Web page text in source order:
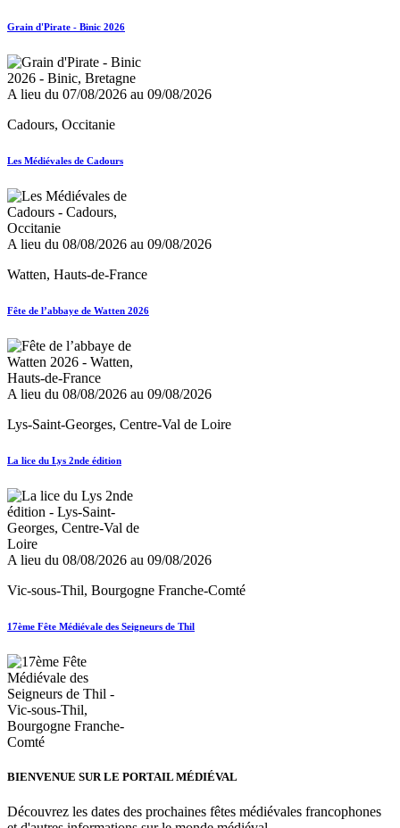
Grain d'Pirate - Binic 2026
A lieu du 07/08/2026 au 09/08/2026
Cadours, Occitanie
Les Médiévales de Cadours
A lieu du 08/08/2026 au 09/08/2026
Watten, Hauts-de-France
Fête de l’abbaye de Watten 2026
A lieu du 08/08/2026 au 09/08/2026
Lys-Saint-Georges, Centre-Val de Loire
La lice du Lys 2nde édition
A lieu du 08/08/2026 au 09/08/2026
Vic-sous-Thil, Bourgogne Franche-Comté
17ème Fête Médiévale des Seigneurs de Thil
BIENVENUE SUR LE PORTAIL MÉDIÉVAL
Découvrez les dates des prochaines fêtes médiévales francophones